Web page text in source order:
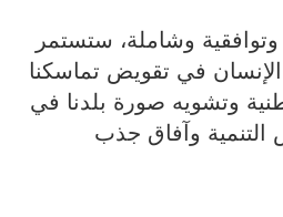
وشاملة، ستستمر
في تقويض تماسكنا
وتشويه صورة بلدنا في
التنمية وآفاق جذب